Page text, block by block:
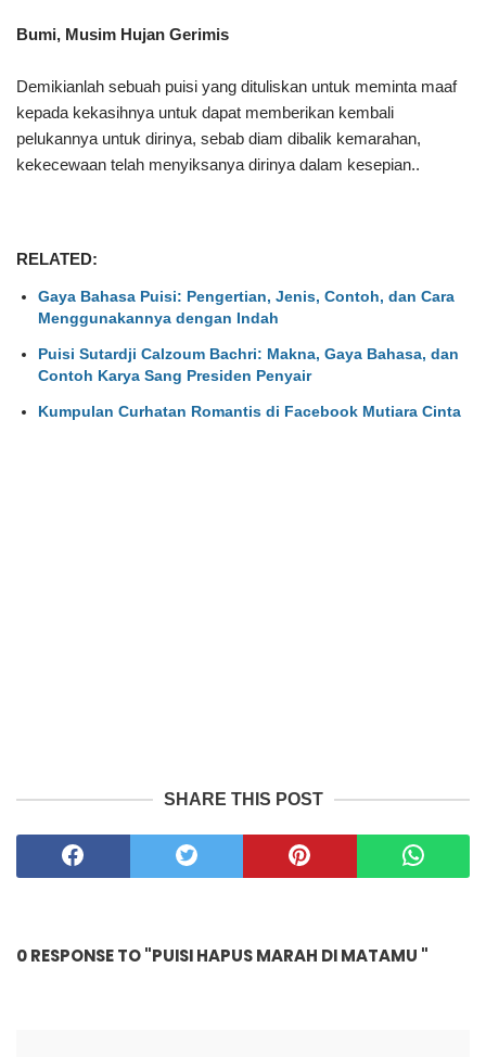
Bumi, Musim Hujan Gerimis
Demikianlah sebuah puisi yang dituliskan untuk meminta maaf
kepada kekasihnya untuk dapat memberikan kembali
pelukannya untuk dirinya, sebab diam dibalik kemarahan,
kekecewaan telah menyiksanya dirinya dalam kesepian..
RELATED:
Gaya Bahasa Puisi: Pengertian, Jenis, Contoh, dan Cara
Menggunakannya dengan Indah
Puisi Sutardji Calzoum Bachri: Makna, Gaya Bahasa, dan
Contoh Karya Sang Presiden Penyair
Kumpulan Curhatan Romantis di Facebook Mutiara Cinta
SHARE THIS POST
0 RESPONSE TO "PUISI HAPUS MARAH DI MATAMU "